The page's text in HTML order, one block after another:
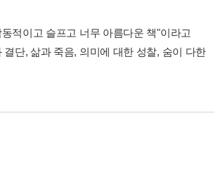
적이고 슬프고 너무 아름다운 책"이라고
단, 삶과 죽음, 의미에 대한 성찰, 숨이 다한